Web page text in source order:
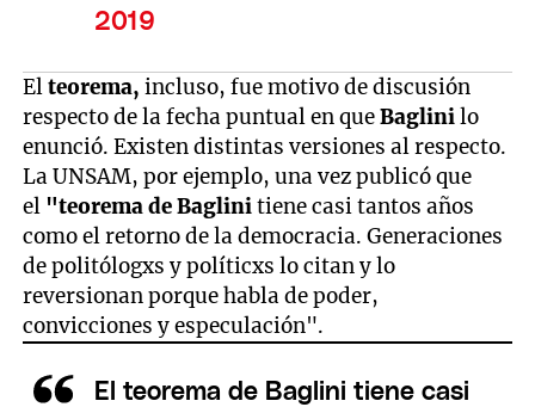
2019
Elteorema, incluso, fue motivo de discusión
respecto de la fecha puntual en queBaglinilo
enunció. Existen distintas versiones al respecto.
La UNSAM, por ejemplo, una vez publicó que
el "teorema de Baglinitiene casi tantos años
como el retorno de la democracia. Generaciones
de politólogxs y políticxs lo citan y lo
reversionan porque habla de poder,
convicciones y especulación".
El teorema de Baglini tiene casi